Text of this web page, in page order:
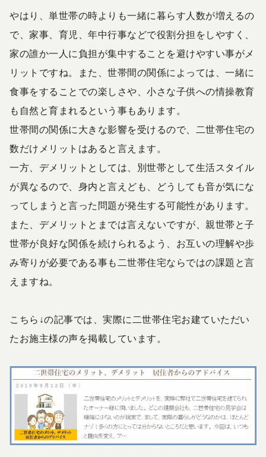
やはり、単世帯の時よりも一緒に暮らす人数が増えるの
で、家事、育児、年中行事などで役割分担をしやすく、
家の誰か一人に負担が集中することを避けやすい事がメ
リットですね。また、世帯間の関係によっては、一緒に
食事をすることでの楽しさや、小さな子供への情操教育
も自然と育まれるという事もあります。
世帯間の関係に大きな影響を受けるので、二世帯住宅の
数だけメリットはあると言えます。
一方、デメリットとしては、別世帯として生活スタイル
が異なるので、身内と言えども、どうしても音が気にな
ってしまうと言った問題が発生する可能性があります。
また、デメリットとまでは言えないですが、親世帯と子
世帯が良好な関係を続けられるよう、お互いの理解や歩
み寄りが必要である事も二世帯住宅ならではの課題と言
えますね。
こちら↓の記事では、実際に二世帯住宅お建ていただい
たお施主様の声を掲載しています。